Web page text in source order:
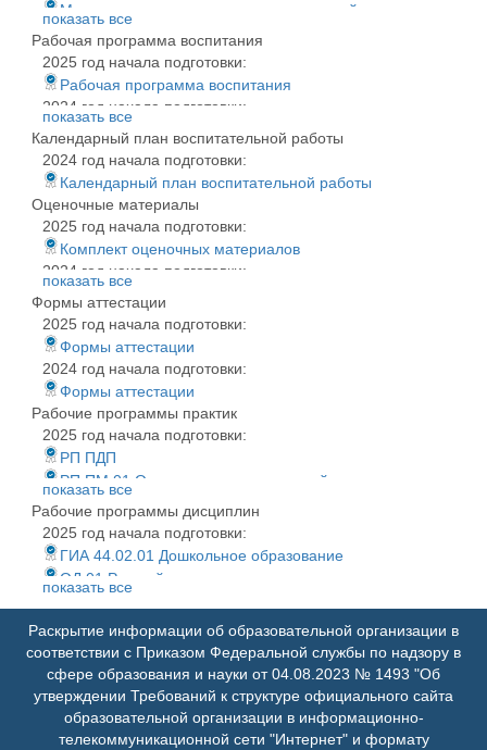
Методические рекомендации дипломный проект
(работа) 2025
Методические рекомендации КР (проект)
Методические рекомендации по индивидуальному
проекту
2024 год начала подготовки:
Методические рекомендации дипломный проект
(работа) 2024
Методические рекомендации КР (проект)
Методические рекомендации по индивидуальному
проекту
Сведения о педагогических работниках
показать все
Рабочая программа воспитания
2025 год начала подготовки:
Рабочая программа воспитания
2024 год начала подготовки:
Рабочая программа воспитания
показать все
Календарный план воспитательной работы
2024 год начала подготовки:
Календарный план воспитательной работы
Оценочные материалы
2025 год начала подготовки:
Комплект оценочных материалов
2024 год начала подготовки:
показать все
Формы аттестации
2025 год начала подготовки:
Формы аттестации
2024 год начала подготовки:
Формы аттестации
Рабочие программы практик
2025 год начала подготовки:
РП ПДП
РП ПМ.01 Организация мероприятий, направленных на
укрепление здоровья и физическое развитие детей
раннего и дошкольного возраста
РП ПМ.02 Организация различных видов деятельности
детей в дошкольной образовательной организации
РП ПМ.03 Организация процесса обучения по основным
общеобразовательным программам дошкольного
образования
РП ПМ.04 Организация воспитательного процесса детей
раннего и дошкольного возраста в дошкольной
образовательной организации
РП ПМ.05 Организация взаимодействия с родителями
(законными представителями) детей и сотрудниками ДОО
показать все
Рабочие программы дисциплин
2025 год начала подготовки:
ГИА 44.02.01 Дошкольное образование
ОД.01 Русский язык
ОД.03 История
ОД.04 Обществознание
ОД.05 География
ОД.06 Иностранный язык
ОД.07 Математика
ОД.08 Информатика
показать все
Раскрытие информации об образовательной организации в
соответствии с Приказом Федеральной службы по надзору в
сфере образования и науки от 04.08.2023 № 1493 "Об
утверждении Требований к структуре официального сайта
образовательной организации в информационно-
телекоммуникационной сети "Интернет" и формату